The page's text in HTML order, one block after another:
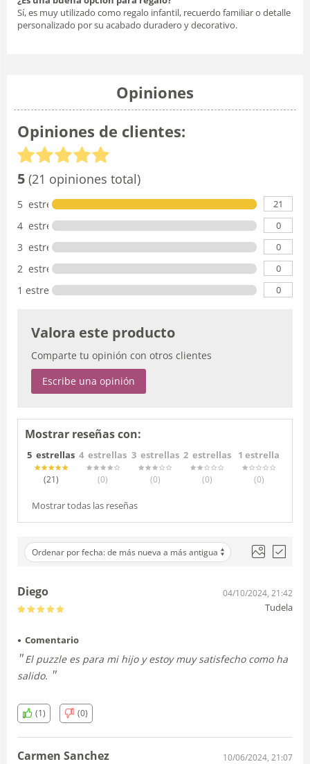
Sí, es muy utilizado como regalo infantil, recuerdo familiar o detalle
personalizado por su acabado duradero y decorativo.
Opiniones
Opiniones de clientes:
5 (21 opiniones total)
5 estrellas 21
4 estrellas 0
3 estrellas 0
2 estrellas 0
1 estrella 0
Valora este producto
Comparte tu opinión con otros clientes
Escribe una opinión
Mostrar reseñas con:
5 estrellas
(21)
4 estrellas
(0)
3 estrellas
(0)
2 estrellas
(0)
1 estrella
(0)
Mostrar todas las reseñas
Ordenar por fecha: de más nueva a más antigua
Diego 04/10/2024, 21:42
Tudela
Comentario
El puzzle es para mi hijo y estoy muy satisfecho como ha
salido.
(1) (0)
Carmen Sanchez 10/06/2024, 21:07